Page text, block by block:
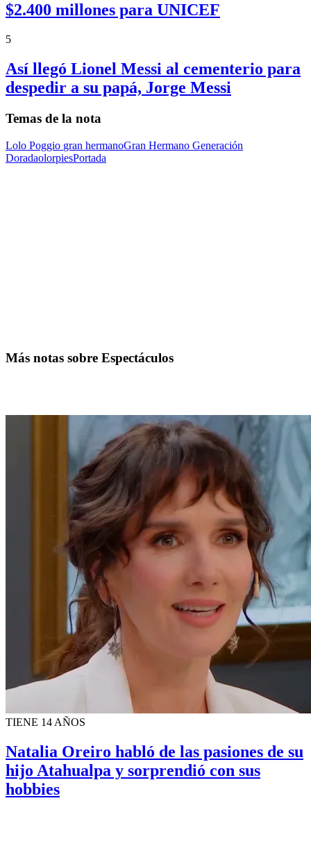
$2.400 millones para UNICEF
5
Así llegó Lionel Messi al cementerio para
despedir a su papá, Jorge Messi
Temas de la nota
Lolo Poggio gran hermanoGran Hermano Generación
DoradaolorpiesPortada
Más notas sobre Espectáculos
TIENE 14 AÑOS
Natalia Oreiro habló de las pasiones de su
hijo Atahualpa y sorprendió con sus
hobbies